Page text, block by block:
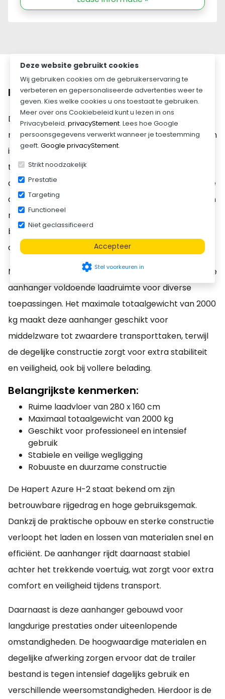
€ 140,00
hoog,
uitneembaar)
€ 100,00
Fijnmazig
ladingdoek
zijden te openen,
grijs)
Speciale kleur huif
(standaard is grijs)
Alleen i.c.m. huif
€ 149,00
Vlakzeil (grijs)
ral 7037
Speciale kleur
vlakzeil (standaard
is grijs)
vlakzeil
€ 75,00
Aluminium vloer
met profielen H2
€ 425,00
Set achterlichtbeschermers
€ 50,00
LED verlichting
€ 110,00
Aluminium
opzetborden 40 cm
€ 1.000,00
Beschrijving
De Hapert Azure H-2 280 x 160 cm – 2000 kg is een
robuuste en professionele aanhanger die ontworpen
is voor intensief dagelijks gebruik en zwaardere
transporttoepassingen. Dankzij de sterke
constructie, stabiele rijeigenschappen en praktische
opbouw is deze trailer ideaal voor het vervoeren van
materialen, machines en uiteenlopende ladingen
binnen de bouw, groenvoorziening, techniek en
algemeen transport.
Met een ruime laadvloer van 280 x 160 cm biedt deze
aanhanger voldoende laadruimte voor diverse
toepassingen. Het maximale totaalgewicht van 2000
kg maakt deze aanhanger geschikt voor
middelzware tot zwaardere transporttaken, terwijl
de degelijke constructie zorgt voor extra stabiliteit
en veiligheid, ook bij vollere belading.
Belangrijkste kenmerken:
Ruime laadvloer van 280 x 160 cm
Maximaal totaalgewicht van 2000 kg
Geschikt voor professioneel en intensief
gebruik
Stabiele en veilige wegligging
Robuuste en duurzame constructie
De Hapert Azure H-2 staat bekend om zijn
betrouwbare rijgedrag en hoge gebruiksgemak.
Dankzij de praktische opbouw en sterke constructie
verloopt het laden en lossen van materialen snel en
efficiënt. De aanhanger rijdt daarnaast stabiel
achter het trekkende voertuig, wat zorgt voor extra
comfort en veiligheid tijdens transport.
Daarnaast is deze aanhanger gebouwd voor
langdurige prestaties onder uiteenlopende
omstandigheden. De hoogwaardige materialen en
degelijke afwerking zorgen ervoor dat de trailer
bestand is tegen intensief dagelijks gebruik en
verschillende weersomstandigheden. Hierdoor is de
Deze website gebruikt cookies
Wij gebruiken cookies om de gebruikerservaring te
verbeteren en gepersonaliseerde advertenties weer te
geven. Kies welke cookies u ons toestaat te gebruiken.
Meer over ons Cookiebeleid kunt u lezen in ons
Privacybeleid. privacyStement. Lees hoe Google
persoonsgegevens verwerkt wanneer je toestemming
geeft. Google privacyStement.
Strikt noodzakelijk
Prestatie
Targeting
Functioneel
Niet geclassificeerd
Accepteer
settings Stel voorkeuren in